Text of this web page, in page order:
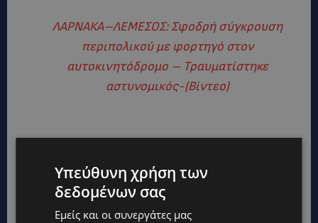
ΛΑΡΝΑΚΑ–ΛΕΜΕΣΟΣ: Σφοδρή σύγκρουση
περιπολικού με φορτηγό στον
αυτοκινητόδρομο – Τραυματίστηκε
αστυνομικός-(Βίντεο)
Υπεύθυνη χρήση των
δεδομένων σας
Εμείς και οι συνεργάτες μας